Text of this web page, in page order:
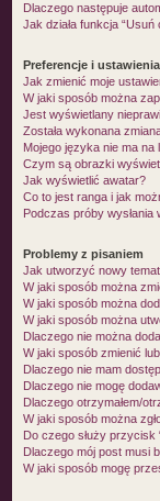
Dlaczego następuje
Jak działa funkcja
Preferencje i
Jak zmienić moje
W jaki sposób można
Jest wyświetlany
Została wykonana
Mojego języka nie ma na
Czym są obrazki
Jak wyświetlić awatar?
Co to jest ranga i jak
Podczas próby
Problemy z pisaniem
Jak utworzyć nowy
W jaki sposób można
W jaki sposób można
W jaki sposób można
Dlaczego nie można
W jaki sposób zmienić
Dlaczego nie mam
Dlaczego nie mogę
Dlaczego otrzymałem/
W jaki sposób można
Do czego służy przycisk
Dlaczego mój post musi
W jaki sposób mogę